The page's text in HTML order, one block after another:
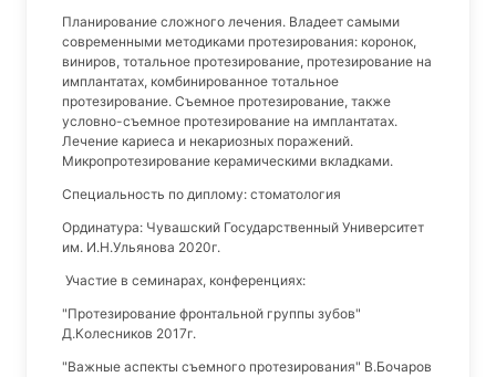
Планирование сложного лечения. Владеет самыми
современными методиками протезирования: коронок,
виниров, тотальное протезирование, протезирование на
имплантатах, комбинированное тотальное
протезирование. Съемное протезирование, также
условно-съемное протезирование на имплантатах.
Лечение кариеса и некариозных поражений.
Микропротезирование керамическими вкладками.
Специальность по диплому: стоматология
Ординатура: Чувашский Государственный Университет
им. И.Н.Ульянова 2020г.
Участие в семинарах, конференциях:
"Протезирование фронтальной группы зубов"
Д.Колесников 2017г.
"Важные аспекты съемного протезирования" В.Бочаров